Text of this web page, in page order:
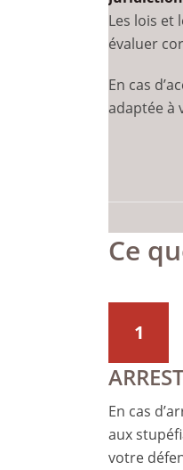
Les lois et
évaluer
En cas
adaptée à
Ce
1
En cas
aux
votre